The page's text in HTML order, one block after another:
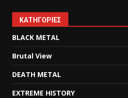
KΑΤΗΓΟΡΊΕΣ
BLACK METAL
Brutal View
DEATH METAL
EXTREME HISTORY